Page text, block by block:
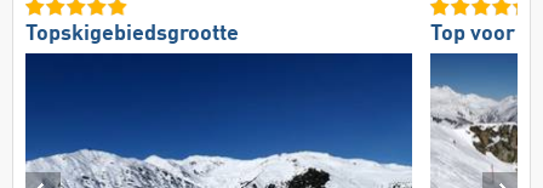
Topskigebiedsgrootte Top voor